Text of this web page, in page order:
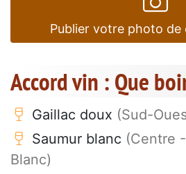
Publier votre photo
Accord vin : Que
Gaillac doux (Sud-
Saumur blanc (Centre
Blanc)